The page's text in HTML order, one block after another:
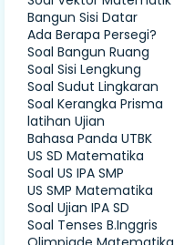
Bangun Sisi Datar
Ada Berapa Persegi?
Soal Bangun Ruang
Soal Sisi Lengkung
Soal Sudut Lingkaran
Soal Kerangka Prisma
latihan Ujian
Bahasa Panda UTBK
US SD Matematika
Soal US IPA SMP
US SMP Matematika
Soal Ujian IPA SD
Soal Tenses B.Inggris